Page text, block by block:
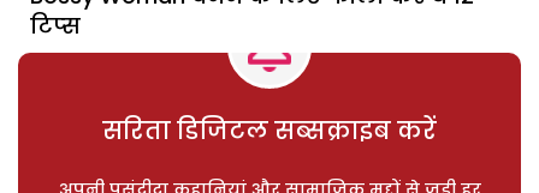
टिप्‍स
सरिता डिजिटल सब्सक्राइब करें